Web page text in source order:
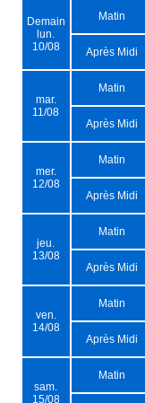
Demain
lun.
10/08
Matin
Après Midi
mar.
11/08
Matin
Après Midi
mer.
12/08
Matin
Après Midi
jeu.
13/08
Matin
Après Midi
ven.
14/08
Matin
Après Midi
sam.
15/08
Matin